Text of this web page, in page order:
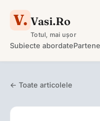
V. Vasi.Ro
Totul, mai ușor
Subiecte abordate
← Toate articolele